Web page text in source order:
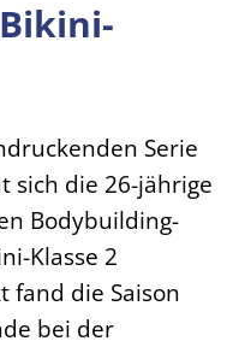
Serie
sich die 26-jährige
Bodybuilding-
Klasse 2
fand die Saison
bei der